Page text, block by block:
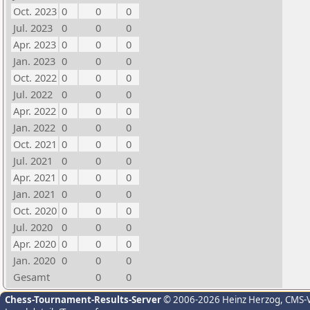
Oct. 2023 0 0
0
Jul. 2023
0 0
0
Apr. 2023 0 0
0
Jan. 2023 0 0
0
Oct. 2022 0 0
0
Jul. 2022
0 0
0
Apr. 2022 0 0
0
Jan. 2022 0 0
0
Oct. 2021 0 0
0
Jul. 2021
0 0
0
Apr. 2021 0 0
0
Jan. 2021 0 0
0
Oct. 2020 0 0
0
Jul. 2020
0 0
0
Apr. 2020 0 0
0
Jan. 2020 0 0
0
Gesamt
0 0
Chess-Tournament-Results-Server© 2006-2026 Heinz Herzog,